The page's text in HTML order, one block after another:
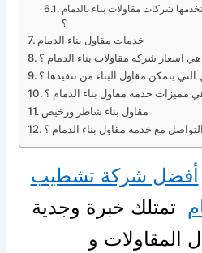
شركات مقاولات بناء بالدمام
؟
خدمات مقاول بناء الدمام
هي اسعار شركه مقاولات بناء الدمام ؟
التي يتمكن مقاول البناء من تنفيذها ؟
مميزات خدمة مقاول بناء الدمام ؟
مقاول بناء شاطر ورخيص
مع خدمه مقاول بناء الدمام ؟
أفضل شركة تشطيب
تمتلك خبرة وجدية
المقاولات و